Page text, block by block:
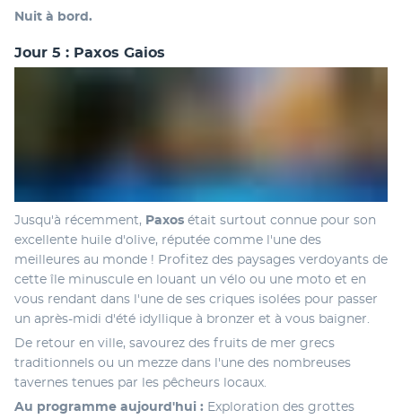
Nuit à bord.
Jour 5 : Paxos Gaios
Jusqu'à récemment, Paxos était surtout connue pour son
excellente huile d'olive, réputée comme l'une des
meilleures au monde ! Profitez des paysages verdoyants de
cette île minuscule en louant un vélo ou une moto et en
vous rendant dans l'une de ses criques isolées pour passer
un après-midi d'été idyllique à bronzer et à vous baigner.
De retour en ville, savourez des fruits de mer grecs
traditionnels ou un mezze dans l'une des nombreuses
tavernes tenues par les pêcheurs locaux.
Au programme aujourd'hui : Exploration des grottes